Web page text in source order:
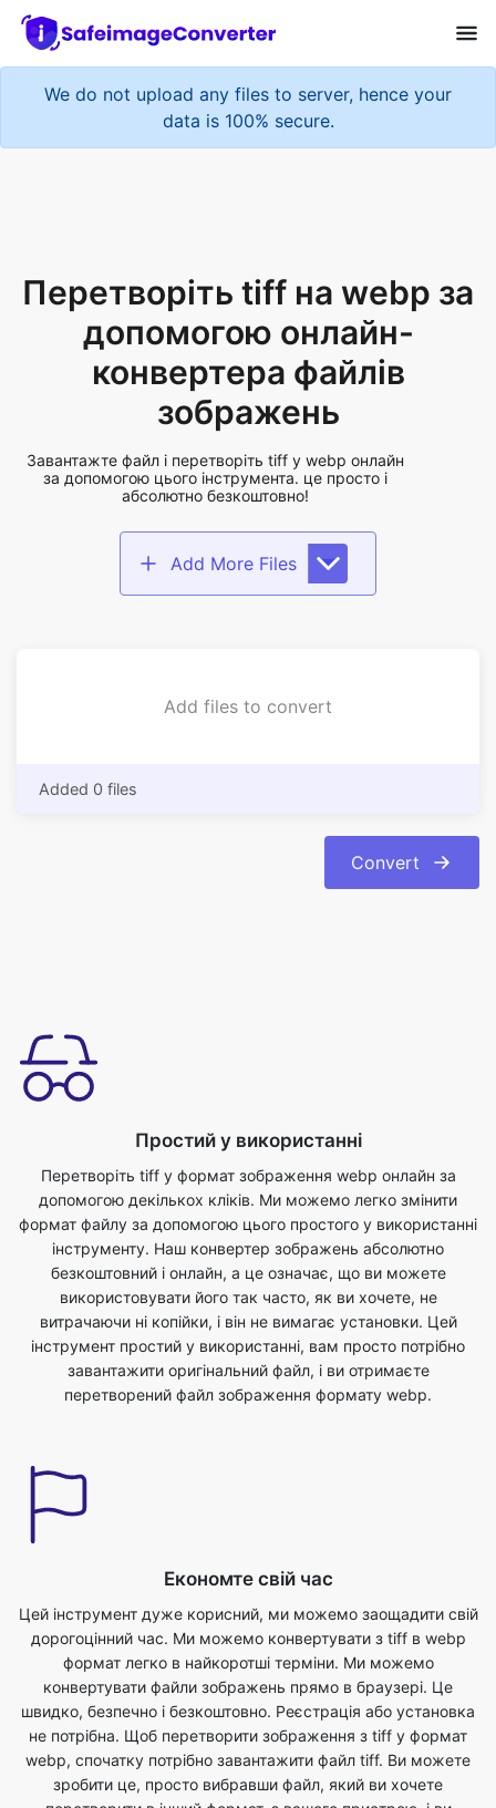
We do not upload any files to server, hence your
data is 100% secure.
конвертера файлів
зображень
Завантажте файл і перетворіть tiff у webp онлайн
за допомогою цього інструмента. це просто і
абсолютно безкоштовно!
Add More Files
Перетворіть tiff у формат зображення webp онлайн за
допомогою декількох кліків. Ми можемо легко змінити
формат файлу за допомогою цього простого у використанні
інструменту. Наш конвертер зображень абсолютно
безкоштовний і онлайн, а це означає, що ви можете
використовувати його так часто, як ви хочете, не
витрачаючи ні копійки, і він не вимагає установки. Цей
інструмент простий у використанні, вам просто потрібно
завантажити оригінальний файл, і ви отримаєте
перетворений файл зображення формату webp.
Цей інструмент дуже корисний, ми можемо заощадити свій
дорогоцінний час. Ми можемо конвертувати з tiff в webp
формат легко в найкоротші терміни. Ми можемо
конвертувати файли зображень прямо в браузері. Це
швидко, безпечно і безкоштовно. Реєстрація або установка
не потрібна. Щоб перетворити зображення з tiff у формат
webp, спочатку потрібно завантажити файл tiff. Ви можете
зробити це, просто вибравши файл, який ви хочете
перетворити в інший формат, з вашого пристрою, і ви
отримаєте перетворений у файл зображення формату webp
миттєво.